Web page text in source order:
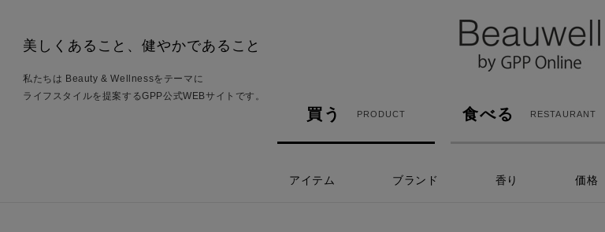
美しくあること、健やかであること
私たちは Beauty & Wellnessをテーマに
ライフスタイルを提案するGPP公式WEBサイトです。
買う PRODUCT 食べる RESTAURANT
アイテム ブランド 香り 価格